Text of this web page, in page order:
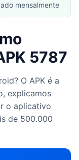
mensalmente
5787
O APK é a
explicamos
o aplicativo
de 500.000